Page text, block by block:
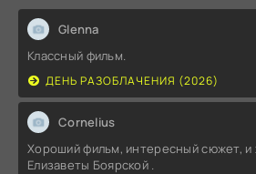
Glenna
Классный фильм.
ДЕНЬ РАЗОБЛАЧЕНИЯ (2026)
Cornelius
Хороший фильм, интересный сюжет, и
Елизаветы Боярской .